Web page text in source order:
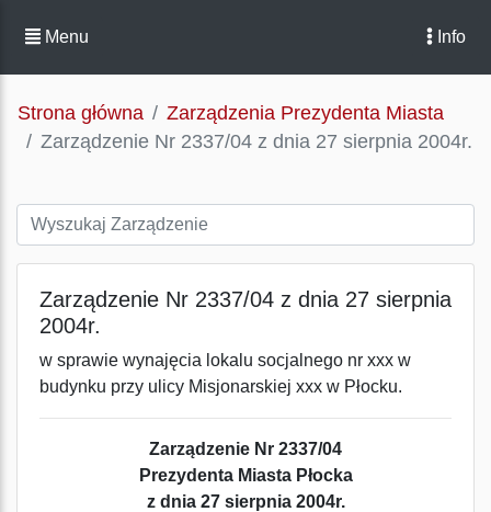
Menu Info
Strona główna
Zarządzenia Prezydenta Miasta
Zarządzenie Nr 2337/04 z dnia 27 sierpnia 2004r.
Zarządzenie Nr 2337/04 z dnia 27 sierpnia
2004r.
w sprawie wynajęcia lokalu socjalnego nr xxx w
budynku przy ulicy Misjonarskiej xxx w Płocku.
Zarządzenie Nr 2337/04
Prezydenta Miasta Płocka
z dnia 27 sierpnia 2004r.